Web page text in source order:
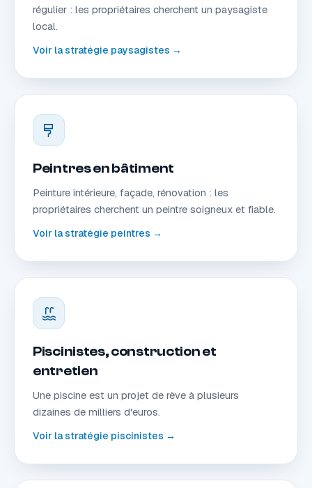
régulier : les propriétaires cherchent un paysagiste
local.
Voir la stratégie paysagistes →
Peintres en bâtiment
Peinture intérieure, façade, rénovation : les
propriétaires cherchent un peintre soigneux et fiable.
Voir la stratégie peintres →
Piscinistes, construction et
entretien
Une piscine est un projet de rêve à plusieurs
dizaines de milliers d'euros.
Voir la stratégie piscinistes →